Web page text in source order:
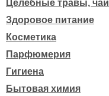
Целебные травы, чаи
Здоровое питание
Косметика
Парфюмерия
Гигиена
Бытовая химия